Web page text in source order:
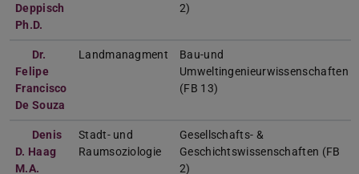
Deppisch
Ph.D.
2)
Dr.
Felipe
Francisco
De Souza
Landmanagment
Bau-und
Umweltingenieurwissenschaften
(FB 13)
Denis
D. Haag
M.A.
Stadt- und
Raumsoziologie
Gesellschafts- &
Geschichtswissenschaften (FB
2)